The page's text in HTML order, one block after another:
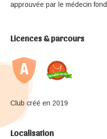
approuvée par le médecin
Licences & parcours
Club créé en 2019
Localisation